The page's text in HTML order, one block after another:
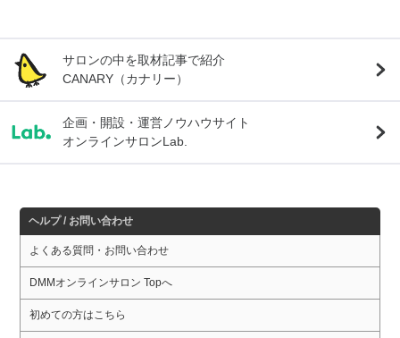
サロンの中を取材記事で紹介
CANARY（カナリー）
企画・開設・運営ノウハウサイト
オンラインサロンLab.
ヘルプ / お問い合わせ
よくある質問・お問い合わせ
DMMオンラインサロン Topへ
初めての方はこちら